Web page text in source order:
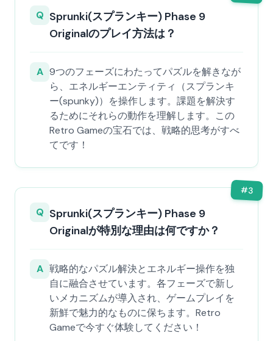
Q Sprunki(スプランキー) Phase 9
Originalのプレイ方法は？
A 9つのフェーズにわたってパズルを解きなが
ら、エネルギーエンティティ（スプランキ
ー(spunky)）を操作します。課題を解決す
るためにそれらの動作を理解します。この
Retro Gameの宝石では、戦略的思考がすべ
てです！
#3
Q Sprunki(スプランキー) Phase 9
Originalが特別な理由は何ですか？
A 戦略的なパズル解決とエネルギー操作を独
自に融合させています。各フェーズで新し
いメカニズムが導入され、ゲームプレイを
新鮮で魅力的なものに保ちます。Retro
Gameで今すぐ体験してください！